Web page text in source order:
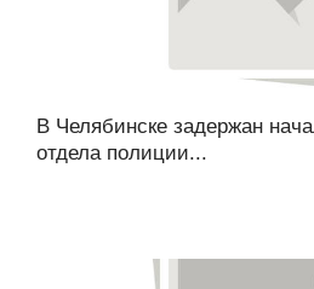
В Челябинске задержан
отдела полиции...